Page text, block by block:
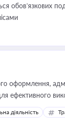
обов’язкових
оформлення,
ефективного
діяльність